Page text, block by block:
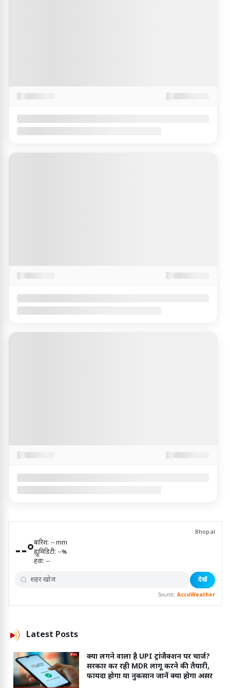
Bhopal
--°बारिश: --mm
ह्यूमिडिटी: --%
हवा: --
देखें
Source: AccuWeather
Latest Posts
क्या लगने वाला है UPI ट्रांजैक्शन पर चार्ज?
सरकार कर रही MDR लागू करने की तैयारी,
फायदा होगा या नुकसान जानें क्या होगा असर